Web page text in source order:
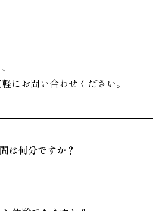
にお問い合わせください。
は何分ですか？